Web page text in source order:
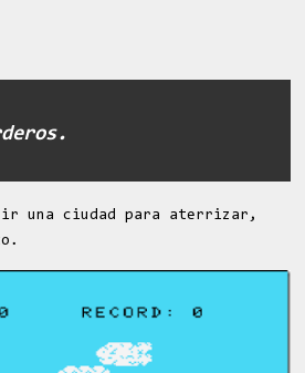
una ciudad para aterrizar,